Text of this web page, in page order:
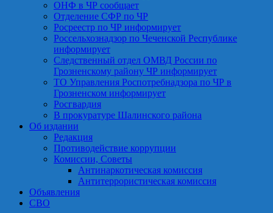
ОНФ в ЧР сообщает
Отделение СФР по ЧР
Росреестр по ЧР информирует
Россельхознадзор по Чеченской Республике
информирует
Следственный отдел ОМВД России по
Грозненскому району ЧР информирует
ТО Управления Роспотребнадзора по ЧР в
Грозненском информирует
Росгвардия
В прокуратуре Шалинского района
Об издании
Редакция
Противодействие коррупции
Комиссии, Советы
Антинаркотическая комиссия
Антитеррористическая комиссия
Объявления
СВО